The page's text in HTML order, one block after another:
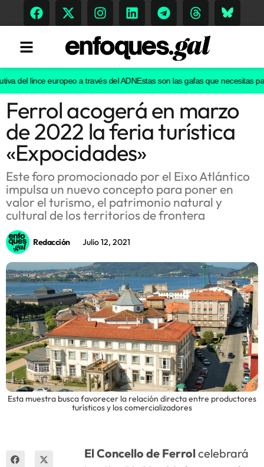
Tendencias
Memoria Histórica
Gastronomía
Escenarios
Sostenibilidad
Innova
del lince europeo a través del ADNEstas son las gafas que necesitas
Ferrol acogerá en marzo
de 2022 la feria turística
«Expocidades»
Este foro promocionado por el Eixo Atlántico
impulsa un nuevo concepto para poner en
valor el turismo, el patrimonio natural y
cultural de los territorios de frontera
Redacción Julio 12, 2021
Esta muestra busca favorecer la relación directa entre productores
turísticos y los comercializadores
El Concello de Ferrolcelebrará